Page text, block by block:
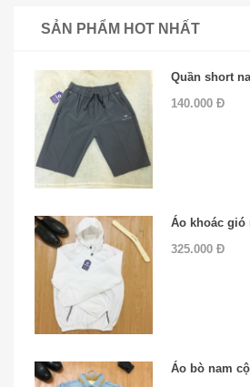
SẢN PHẨM HOT NHẤT
Quần short
140.000 Đ
Áo khoác gió
325.000 Đ
Áo bò nam